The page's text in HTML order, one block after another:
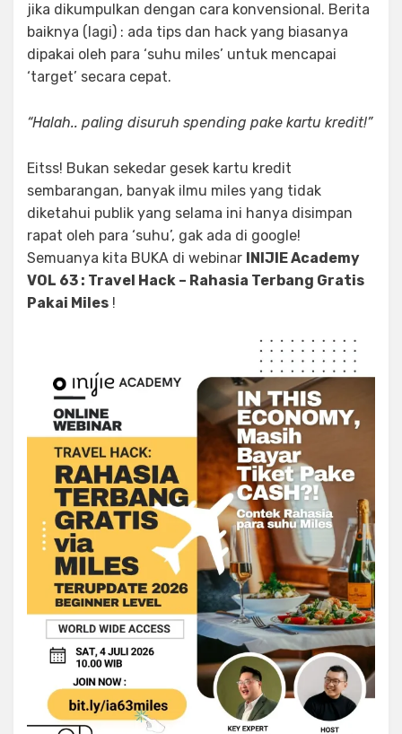
jika dikumpulkan dengan cara konvensional. Berita
baiknya (lagi) : ada tips dan hack yang biasanya
dipakai oleh para ‘suhu miles’ untuk mencapai
‘target’ secara cepat.
“Halah.. paling disuruh spending pake kartu kredit!”
Eitss! Bukan sekedar gesek kartu kredit
sembarangan, banyak ilmu miles yang tidak
diketahui publik yang selama ini hanya disimpan
rapat oleh para ‘suhu’, gak ada di google!
Semuanya kita BUKA di webinar INIJIE Academy
VOL 63 : Travel Hack – Rahasia Terbang Gratis
Pakai Miles !